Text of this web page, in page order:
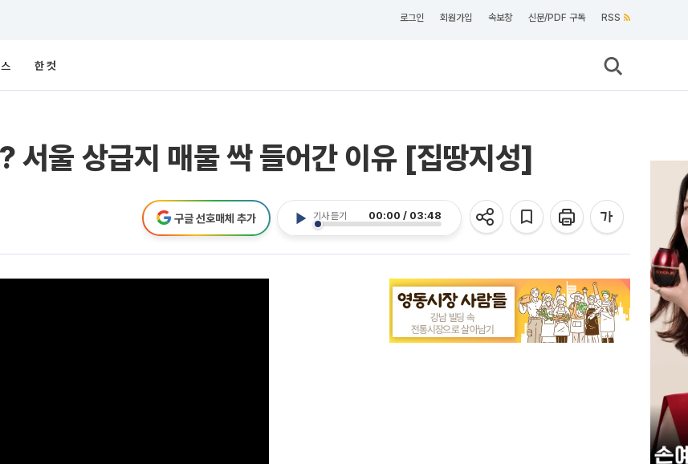
로그인 회원가입 속보창 신문/PDF 구독 RSS
한 컷
서울 상급지 매물 싹 들어간 이유 [집땅지성]
기사 듣기 00:00 / 03:48
구글 선호매체 추가